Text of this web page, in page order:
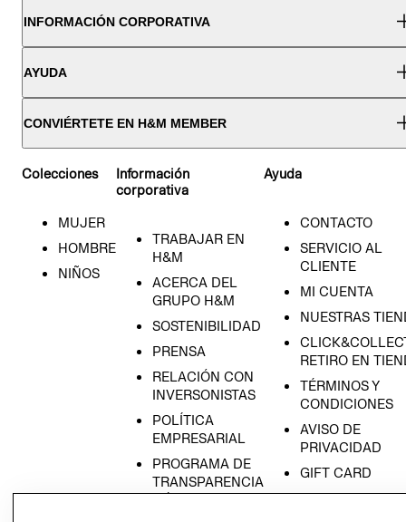
INFORMACIÓN CORPORATIVA
AYUDA
CONVIÉRTETE EN H&M MEMBER
Colecciones
MUJER
HOMBRE
NIÑOS
Información
corporativa
TRABAJAR EN
H&M
ACERCA DEL
GRUPO H&M
SOSTENIBILIDAD
PRENSA
RELACIÓN CON
INVERSONISTAS
POLÍTICA
EMPRESARIAL
PROGRAMA DE
TRANSPARENCIA
Ayuda
CONTACTO
SERVICIO AL
CLIENTE
MI CUENTA
NUESTRAS
RETIRO EN
TÉRMINOS Y
CONDICIONES
AVISO DE
PRIVACIDAD
GIFT CARD
AVISO DE